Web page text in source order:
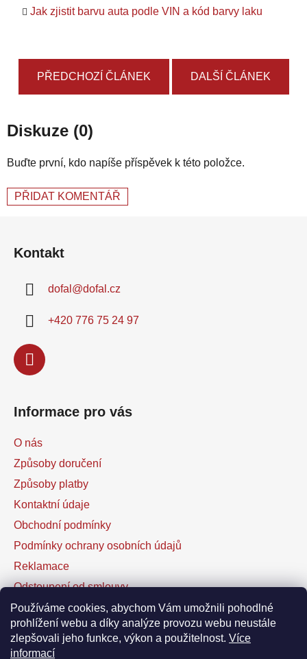
Používáme cookies, abychom Vám umožnili pohodlné
prohlížení webu a díky analýze provozu webu neustále
zlepšovali jeho funkce, výkon a použitelnost. Více
informací
Jak zjistit barvu auta podle VIN a kód barvy laku
PŘEDCHOZÍ ČLÁNEK DALŠÍ ČLÁNEK
Diskuze (0)
Buďte první, kdo napíše příspěvek k této položce.
PŘIDAT KOMENTÁŘ
Kontakt
dofal @dofal.cz
+420 776 75 24 97
Informace pro vás
O nás
Způsoby doručení
Způsoby platby
Kontaktní údaje
Obchodní podmínky
Podmínky ochrany osobních údajů
Reklamace
Odstoupení od smlouvy
Kontaktní formulář
Facebook